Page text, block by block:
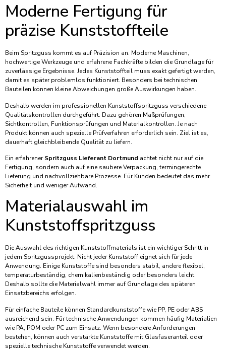
Moderne Fertigung für
präzise Kunststoffteile
Beim Spritzguss kommt es auf Präzision an. Moderne Maschinen,
hochwertige Werkzeuge und erfahrene Fachkräfte bilden die Grundlage für
zuverlässige Ergebnisse. Jedes Kunststoffteil muss exakt gefertigt werden,
damit es später problemlos funktioniert. Besonders bei technischen
Bauteilen können kleine Abweichungen große Auswirkungen haben.
Deshalb werden im professionellen Kunststoffspritzguss verschiedene
Qualitätskontrollen durchgeführt. Dazu gehören Maßprüfungen,
Sichtkontrollen, Funktionsprüfungen und Materialkontrollen. Je nach
Produkt können auch spezielle Prüfverfahren erforderlich sein. Ziel ist es,
dauerhaft gleichbleibende Qualität zu liefern.
Ein erfahrenerSpritzguss Lieferant Dortmund achtet nicht nur auf die
Fertigung, sondern auch auf eine saubere Verpackung, termingerechte
Lieferung und nachvollziehbare Prozesse. Für Kunden bedeutet das mehr
Sicherheit und weniger Aufwand.
Materialauswahl im
Kunststoffspritzguss
Die Auswahl des richtigen Kunststoffmaterials ist ein wichtiger Schritt in
jedem Spritzgussprojekt. Nicht jeder Kunststoff eignet sich für jede
Anwendung. Einige Kunststoffe sind besonders stabil, andere flexibel,
temperaturbeständig, chemikalienbeständig oder besonders leicht.
Deshalb sollte die Materialwahl immer auf Grundlage des späteren
Einsatzbereichs erfolgen.
Für einfache Bauteile können Standardkunststoffe wie PP, PE oder ABS
ausreichend sein. Für technische Anwendungen kommen häufig Materialien
wie PA, POM oder PC zum Einsatz. Wenn besondere Anforderungen
bestehen, können auch verstärkte Kunststoffe mit Glasfaseranteil oder
spezielle technische Kunststoffe verwendet werden.